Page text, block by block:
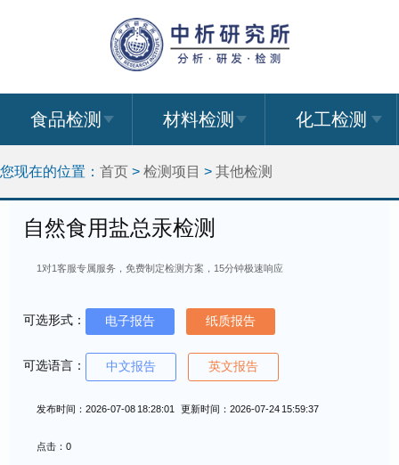
食品检测 材料检测 化工检测
您现在的位置： 首页 > 检测项目 > 其他检测
自然食用盐总汞检测
1对1客服专属服务，免费制定检测方案，15分钟极速响应
可选形式： 电子报告 纸质报告
可选语言： 中文报告 英文报告
发布时间：2026-07-08 18:28:01 更新时间：2026-07-24 15:59:37
点击：0